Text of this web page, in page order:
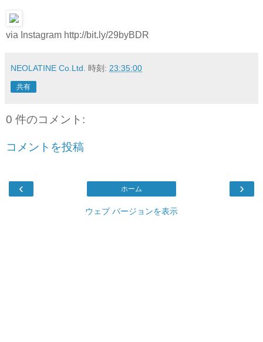
via Instagram http://bit.ly/29byBDR
NEOLATINE Co.Ltd. 時刻: 23:35:00
共有
0 件のコメント:
コメントを投稿
‹ ›
ホーム
ウェブ バージョンを表示